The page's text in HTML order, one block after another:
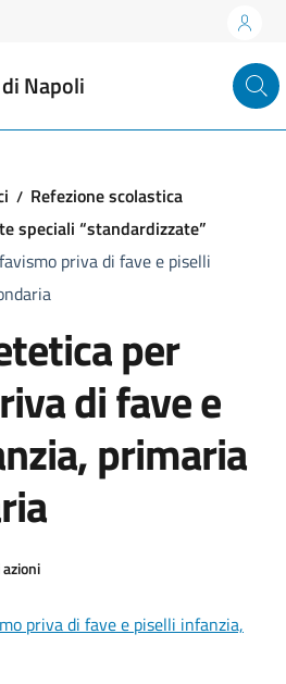
Napoli
Refezione scolastica
speciali “standardizzate”
priva di fave e piselli
per
di fave e
primaria
priva di fave e piselli infanzia,